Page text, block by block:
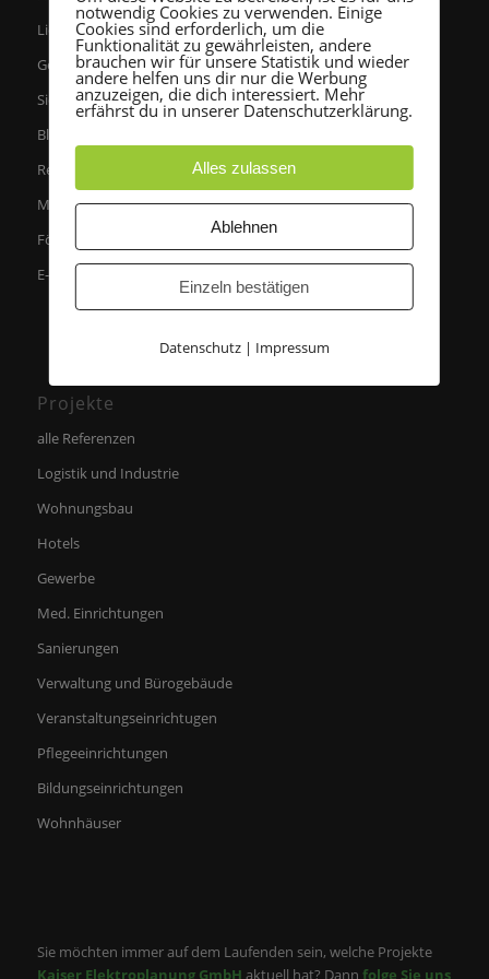
Lichtplanung
Gebäudeautomation
Sicherheitstechnik
Blitzschutz
Regenerative Energien
Medientechnik
Förderanlagen
E-Mobilität
Projekte
alle Referenzen
Logistik und Industrie
Wohnungsbau
Hotels
Gewerbe
Med. Einrichtungen
Sanierungen
Verwaltung und Bürogebäude
Veranstaltungseinrichtugen
Pflegeeinrichtungen
Bildungseinrichtungen
Wohnhäuser
Sie möchten immer auf dem Laufenden sein, welche Projekte
Kaiser Elektroplanung GmbH aktuell hat? Dann folge Sie uns
notwendig Cookies zu verwenden. Einige
Cookies sind erforderlich, um die
Funktionalität zu gewährleisten, andere
brauchen wir für unsere Statistik und wieder
andere helfen uns dir nur die Werbung
anzuzeigen, die dich interessiert. Mehr
erfährst du in unserer Datenschutzerklärung.
Alles zulassen
Ablehnen
Einzeln bestätigen
Datenschutz| Impressum